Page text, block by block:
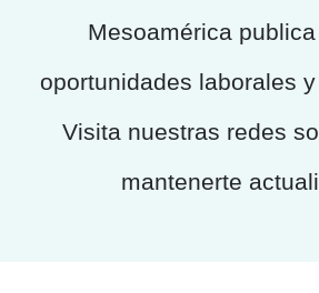
Mesoamérica
oportunidades laborales
Visita nuestras redes
mantenerte